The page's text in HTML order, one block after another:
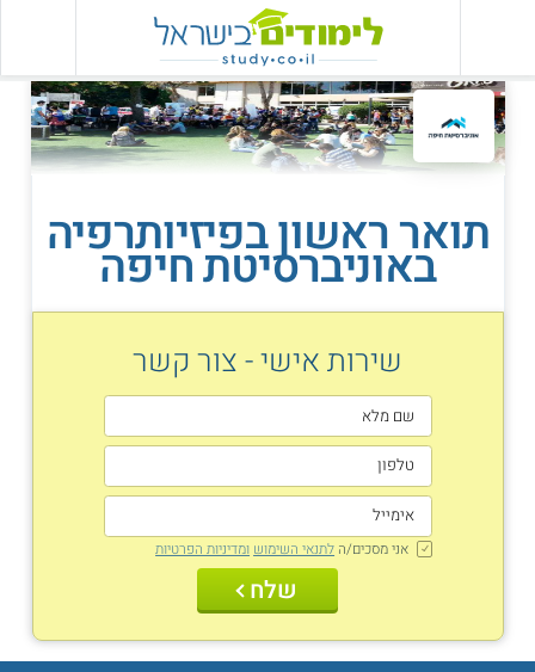
תואר ראשון בפיזיותרפיה
באוניברסיטת חיפה
שירות אישי - צור קשר
אני מסכים/ה לתנאי השימוש ומדיניות הפרטיות
שלח